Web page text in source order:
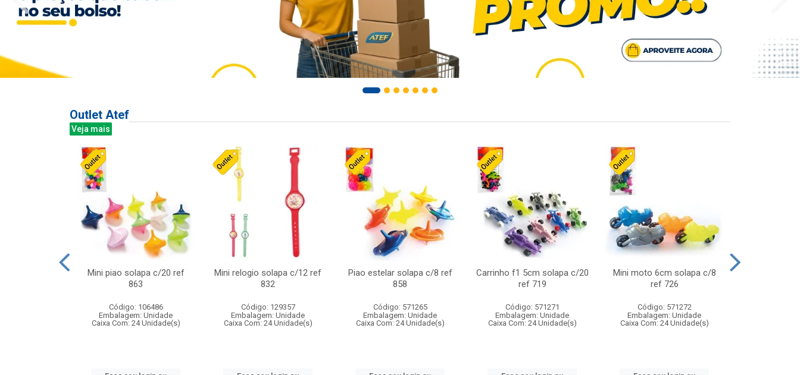
Outlet Atef
Veja mais
Mini piao solapa c/20 ref
863
Código: 106486
Embalagem: Unidade
Caixa Com: 24 Unidade(s)
Mini relogio solapa c/12 ref
832
Código: 129357
Embalagem: Unidade
Caixa Com: 24 Unidade(s)
Piao estelar solapa c/8 ref
858
Código: 571265
Embalagem: Unidade
Caixa Com: 24 Unidade(s)
Carrinho f1 5cm solapa c/20
ref 719
Código: 571271
Embalagem: Unidade
Caixa Com: 24 Unidade(s)
Mini moto 6cm solapa c/8
ref 726
Código: 571272
Embalagem: Unidade
Caixa Com: 24 Unidade(s)